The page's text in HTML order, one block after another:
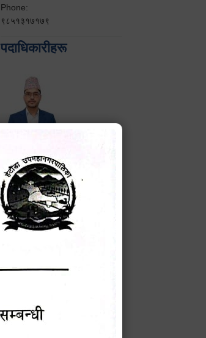
Phone:
९८५१३१७१७९
पदाधिकारीहरू
प्रमुख प्रशासकीय अधिकृत
Phone: 9855010111
सविन न्यौपाने